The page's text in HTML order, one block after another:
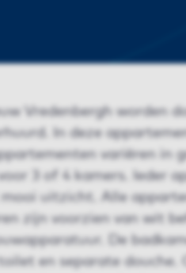
Vredenbergh worden
In deze
variëren in
3 of 4 kamers. Ieder
uitzicht. Alle
zijn voorzien van wit
De
en separate douche.